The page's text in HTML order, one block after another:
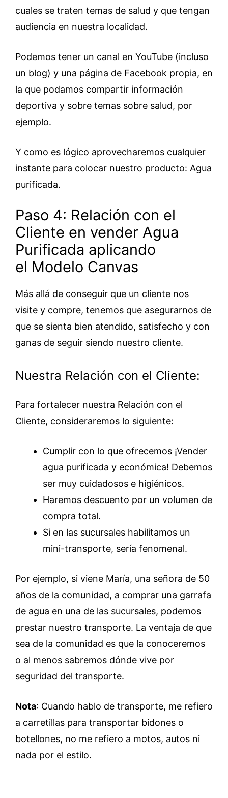
cuales se traten temas de salud y que tengan
audiencia en nuestra localidad.
Podemos tener un canal en YouTube (incluso
un blog) y una página de Facebook propia, en
la que podamos compartir información
deportiva y sobre temas sobre salud, por
ejemplo.
Y como es lógico aprovecharemos cualquier
instante para colocar nuestro producto: Agua
purificada.
Paso 4: Relación con el
Cliente en vender Agua
Purificada aplicando
el Modelo Canvas
Más allá de conseguir que un cliente nos
visite y compre, tenemos que asegurarnos de
que se sienta bien atendido, satisfecho y con
ganas de seguir siendo nuestro cliente.
Nuestra Relación con el Cliente:
Para fortalecer nuestra Relación con el
Cliente, consideraremos lo siguiente:
Cumplir con lo que ofrecemos ¡Vender
agua purificada y económica! Debemos
ser muy cuidadosos e higiénicos.
Haremos descuento por un volumen de
compra total.
Si en las sucursales habilitamos un
mini-transporte, sería fenomenal.
Por ejemplo, si viene María, una señora de 50
años de la comunidad, a comprar una garrafa
de agua en una de las sucursales, podemos
prestar nuestro transporte. La ventaja de que
sea de la comunidad es que la conoceremos
o al menos sabremos dónde vive por
seguridad del transporte.
Nota: Cuando hablo de transporte, me refiero
a carretillas para transportar bidones o
botellones, no me refiero a motos, autos ni
nada por el estilo.